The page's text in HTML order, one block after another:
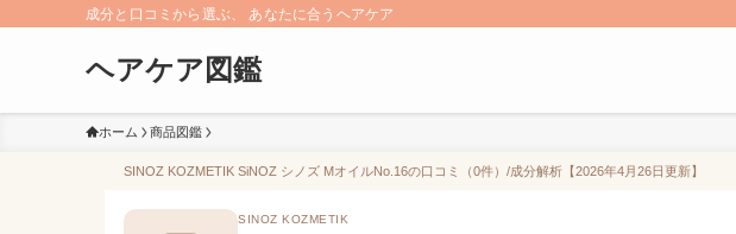
成分と口コミから選ぶ、 あなたに合うヘアケア
ヘアケア図鑑
ホーム 商品図鑑
SINOZ KOZMETIK SiNOZ シノズ MオイルNo.16の口コミ（0件）/成分解析【2026年4月26日更新】
SINOZ KOZMETIK